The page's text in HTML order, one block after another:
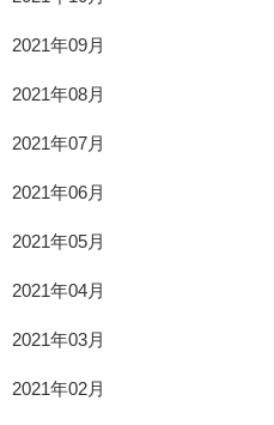
2021年09月
2021年08月
2021年07月
2021年06月
2021年05月
2021年04月
2021年03月
2021年02月